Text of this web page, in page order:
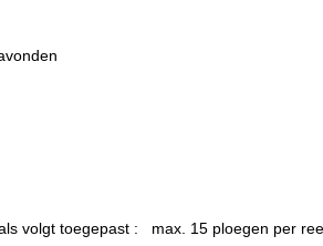
volgt toegepast : max. 15 ploegen per